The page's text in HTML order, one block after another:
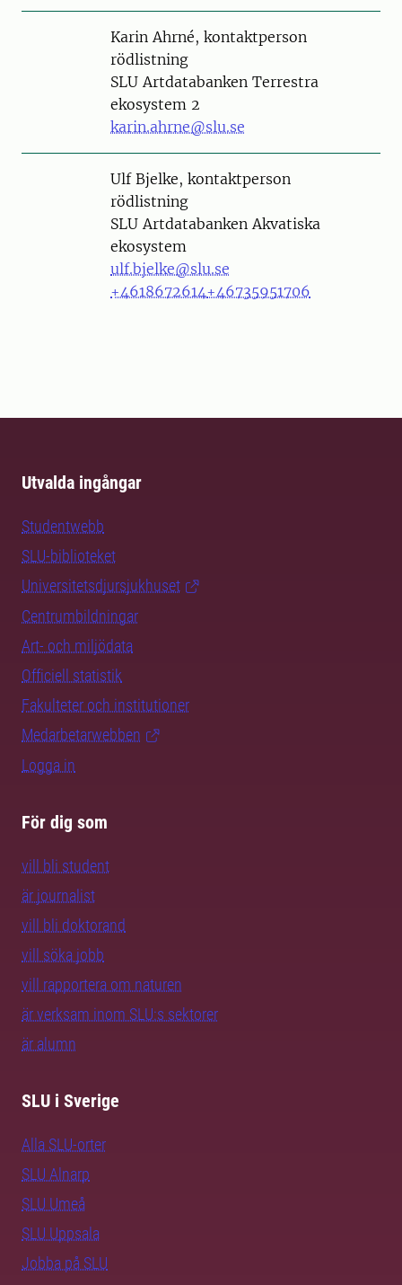
PersonKarin Ahrné, kontaktperson
rödlistning
SLU Artdatabanken Terrestra
ekosystem 2
karin.ahrne@slu.se
PersonUlf Bjelke, kontaktperson
rödlistning
SLU Artdatabanken Akvatiska
ekosystem
ulf.bjelke@slu.se
+4618672614+46735951706
Utvalda ingångar
Studentwebb
SLU-biblioteket
Universitetsdjursjukhuset
Centrumbildningar
Art- och miljödata
Officiell statistik
Fakulteter och institutioner
Medarbetarwebben
Logga in
För dig som
vill bli student
är journalist
vill bli doktorand
vill söka jobb
vill rapportera om naturen
är verksam inom SLU:s sektorer
är alumn
SLU i Sverige
Alla SLU-orter
SLU Alnarp
SLU Umeå
SLU Uppsala
Jobba på SLU